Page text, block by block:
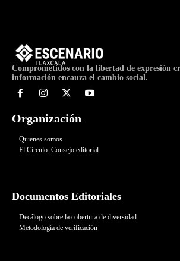
Comprometidos con la libertad de expresión
información encauza el cambio social.
Organización
Quienes somos
El Círculo: Consejo editorial
Documentos Editoriales
Decálogo sobre la cobertura de diversidad
Metodología de verificación